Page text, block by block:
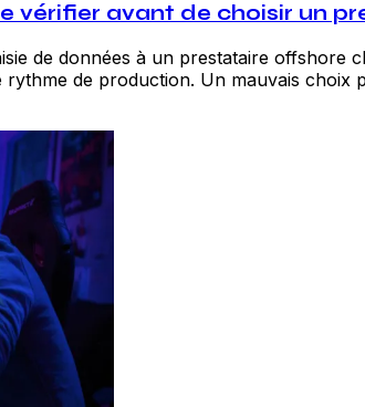
vérifier avant de choisir un
de données à un prestataire
rythme de production. Un mauvais